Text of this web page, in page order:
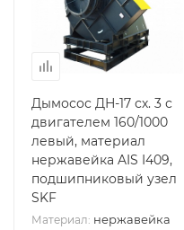
Дымосос ДН-17 сх. 3 с
двигателем 160/1000
левый, материал
нержавейка AIS I409,
подшипниковый узел
SKF
Материал: нержавейка